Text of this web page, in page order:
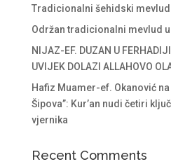
Tradicionalni šehidski
Održan tradicionalni mevlud
NIJAZ-EF. DUZAN U
UVIJEK DOLAZI ALLAHOVO
Hafiz Muamer-ef. Okanović
Šipova”: Kur’an nudi četiri
vjernika
Recent Comments